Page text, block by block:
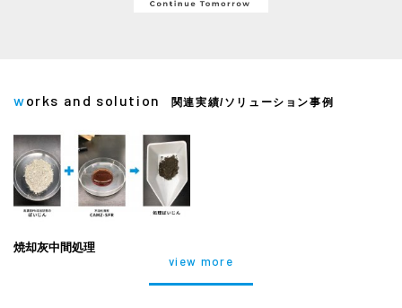
works and solution 関連実績/ソリューション事例
焼却灰中間処理
view more